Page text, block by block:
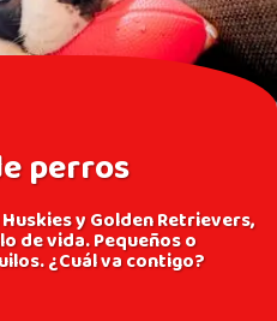
perros
y Golden Retrievers,
de vida. Pequeños o
¿Cuál va contigo?